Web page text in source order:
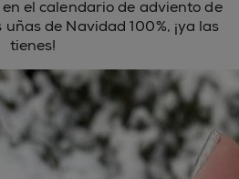
el calendario de adviento de
de Navidad 100%, ¡ya las
tienes!